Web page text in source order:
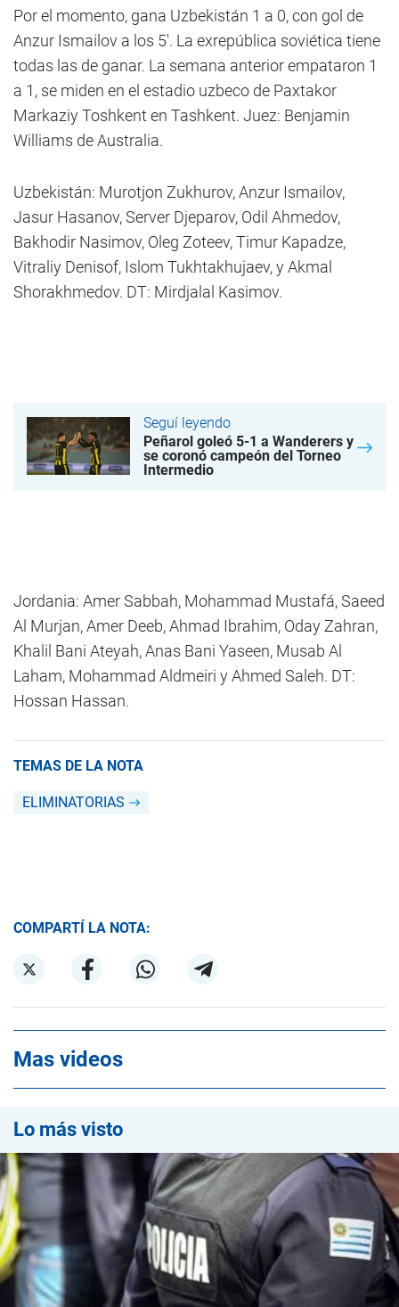
Por el momento, gana Uzbekistán 1 a 0, con gol de
Anzur Ismailov a los 5′. La exrepública soviética tiene
todas las de ganar. La semana anterior empataron 1
a 1, se miden en el estadio uzbeco de Paxtakor
Markaziy Toshkent en Tashkent. Juez: Benjamin
Williams de Australia.
Uzbekistán: Murotjon Zukhurov, Anzur Ismailov,
Jasur Hasanov, Server Djeparov, Odil Ahmedov,
Bakhodir Nasimov, Oleg Zoteev, Timur Kapadze,
Vitraliy Denisof, Islom Tukhtakhujaev, y Akmal
Shorakhmedov. DT: Mirdjalal Kasimov.
Seguí leyendo
Peñarol goleó 5-1 a Wanderers y
se coronó campeón del Torneo
Intermedio
Jordania: Amer Sabbah, Mohammad Mustafá, Saeed
Al Murjan, Amer Deeb, Ahmad Ibrahim, Oday Zahran,
Khalil Bani Ateyah, Anas Bani Yaseen, Musab Al
Laham, Mohammad Aldmeiri y Ahmed Saleh. DT:
Hossan Hassan.
TEMAS DE LA NOTA
ELIMINATORIAS
COMPARTÍ LA NOTA:
Mas videos
Lo más visto